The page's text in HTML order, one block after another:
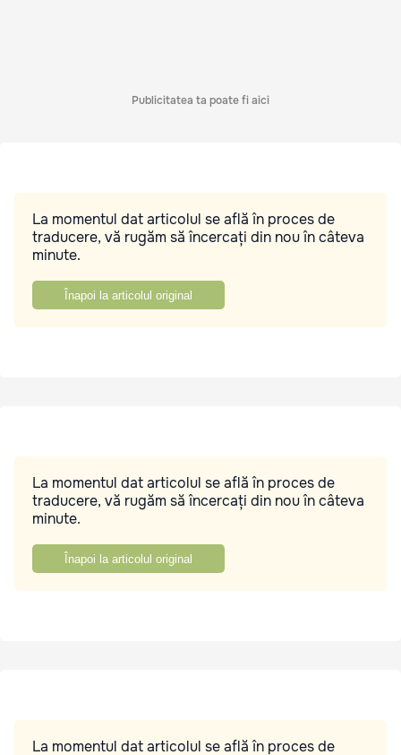
Publicitatea ta poate fi aici
La momentul dat articolul se află în proces de
traducere, vă rugăm să încercați din nou în câteva
minute.
Înapoi la articolul original
La momentul dat articolul se află în proces de
traducere, vă rugăm să încercați din nou în câteva
minute.
Înapoi la articolul original
La momentul dat articolul se află în proces de